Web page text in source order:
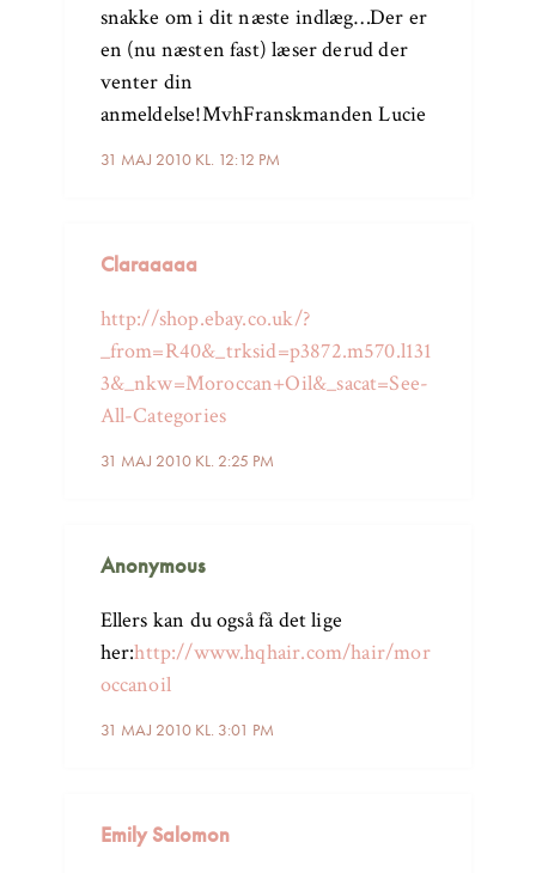
31 MAJ 2010 KL. 12:12 PM
snakke om i dit næste indlæg…Der er
en (nu næsten fast) læser derud der
venter din
anmeldelse!MvhFranskmanden Lucie
Claraaaaa
31 MAJ 2010 KL. 2:25 PM
http://shop.ebay.co.uk/?
_from=R40&_trksid=p3872.m570.l131
3&_nkw=Moroccan+Oil&_sacat=See-
All-Categories
Anonymous
31 MAJ 2010 KL. 3:01 PM
Ellers kan du også få det lige
her:http://www.hqhair.com/hair/mor
occanoil
Emily Salomon